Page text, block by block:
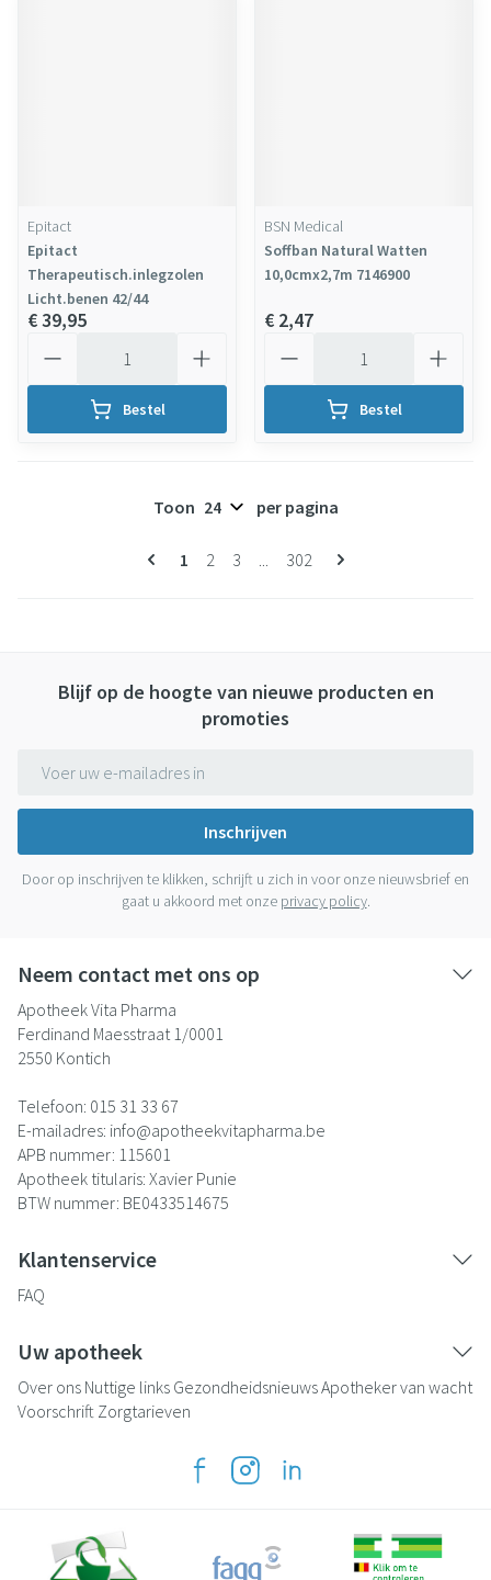
Epitact
Epitact
Therapeutisch.inlegzolen
Licht.benen 42/44
€ 39,95
Bestel
BSN Medical
Soffban Natural Watten
10,0cmx2,7m 7146900
€ 2,47
Bestel
Pagina's
U lees momenteel pagina
1 Pagina
2 Pagina
3 ... Pagina
302
Toon per pagina
Blijf op de hoogte van nieuwe producten en
promoties
Inschrijven
Door op inschrijven te klikken, schrijft u zich in voor onze nieuwsbrief en
gaat u akkoord met onze privacy policy.
Neem contact met ons op
Apotheek Vita Pharma
Ferdinand Maesstraat 1/0001
2550 Kontich
Telefoon: 015 31 33 67
E-mailadres: info@apotheekvitapharma.be
APB nummer: 115601
Apotheek titularis: Xavier Punie
BTW nummer: BE0433514675
Klantenservice
FAQ
Uw apotheek
Over ons Nuttige links GezondheidsnieuwsApotheker van wacht
Voorschrift Zorgtarieven